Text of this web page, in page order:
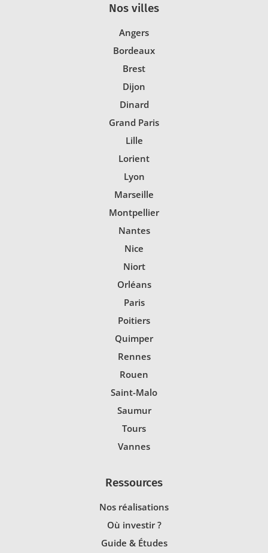
Nos villes
Angers
Bordeaux
Brest
Dijon
Dinard
Grand Paris
Lille
Lorient
Lyon
Marseille
Montpellier
Nantes
Nice
Niort
Orléans
Paris
Poitiers
Quimper
Rennes
Rouen
Saint-Malo
Saumur
Tours
Vannes
Ressources
Nos réalisations
Où investir ?
Guide & Études